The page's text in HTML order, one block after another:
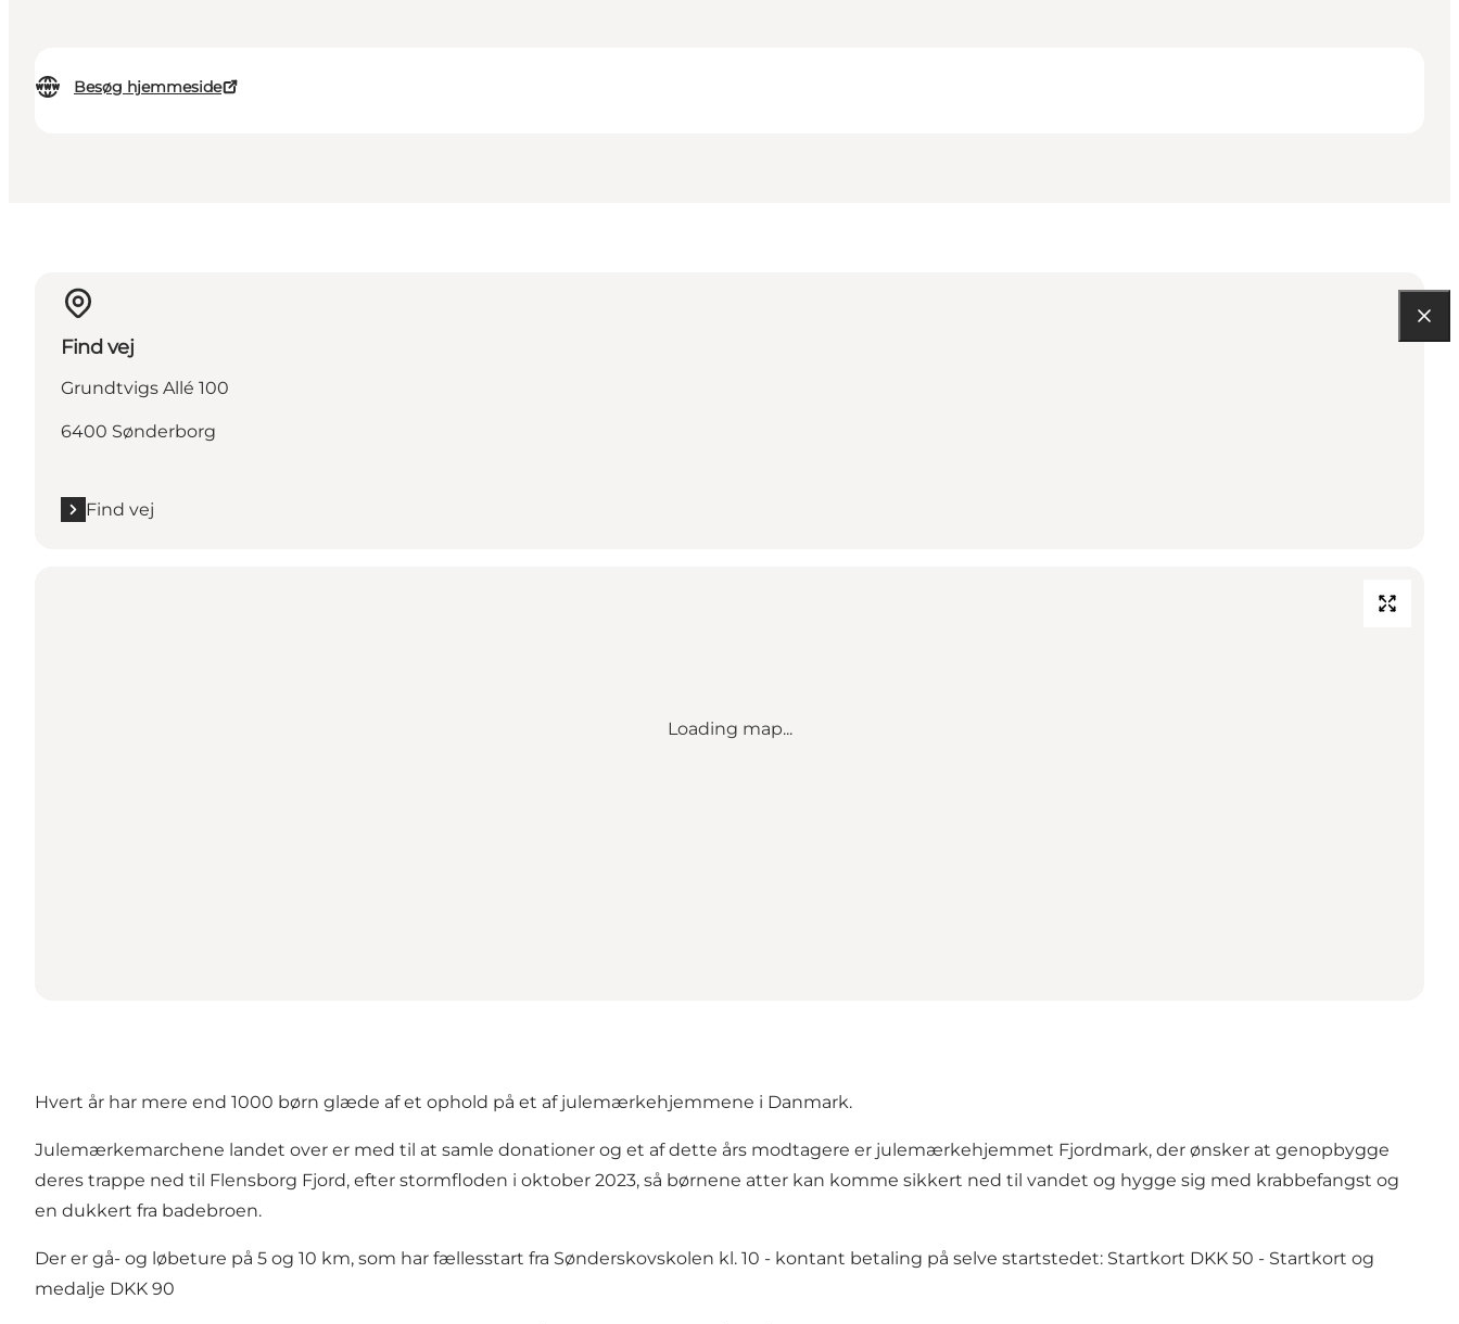
Besøg hjemmeside
Find vej
Grundtvigs Allé 100
6400 Sønderborg
Find vej
Loading map...
Hvert år har mere end 1000 børn glæde af et ophold på et af julemærkehjemmene i Danmark.
Julemærkemarchene landet over er med til at samle donationer og et af dette års modtagere er julemærkehjemmet Fjordmark, der ønsker at genopbygge
deres trappe ned til Flensborg Fjord, efter stormfloden i oktober 2023, så børnene atter kan komme sikkert ned til vandet og hygge sig med krabbefangst og
en dukkert fra badebroen.
Der er gå- og løbeture på 5 og 10 km, som har fællesstart fra Sønderskovskolen kl. 10 - kontant betaling på selve startstedet: Startkort DKK 50 - Startkort og
medalje DKK 90